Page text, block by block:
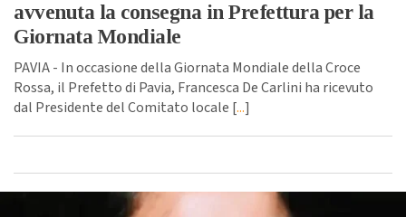
avvenuta la consegna in Prefettura per la
Giornata Mondiale
PAVIA - In occasione della Giornata Mondiale della Croce
Rossa, il Prefetto di Pavia, Francesca De Carlini ha ricevuto
dal Presidente del Comitato locale [...]